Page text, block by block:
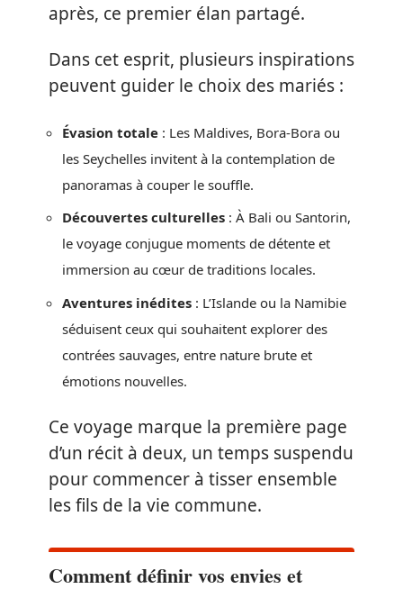
après, ce premier élan partagé.
Dans cet esprit, plusieurs inspirations
peuvent guider le choix des mariés :
Évasion totale : Les Maldives, Bora-Bora ou
les Seychelles invitent à la contemplation de
panoramas à couper le souffle.
Découvertes culturelles : À Bali ou Santorin,
le voyage conjugue moments de détente et
immersion au cœur de traditions locales.
Aventures inédites : L’Islande ou la Namibie
séduisent ceux qui souhaitent explorer des
contrées sauvages, entre nature brute et
émotions nouvelles.
Ce voyage marque la première page
d’un récit à deux, un temps suspendu
pour commencer à tisser ensemble
les fils de la vie commune.
Comment définir vos envies et